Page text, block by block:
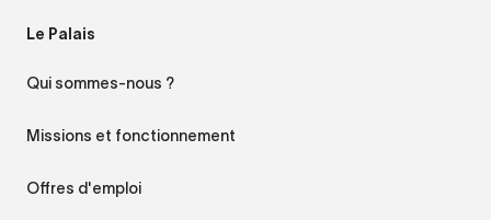
Le Palais
Qui sommes-nous ?
Missions et fonctionnement
Offres d'emploi